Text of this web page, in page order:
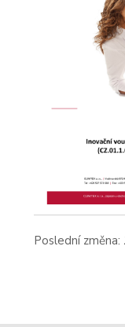
Poslední změna: